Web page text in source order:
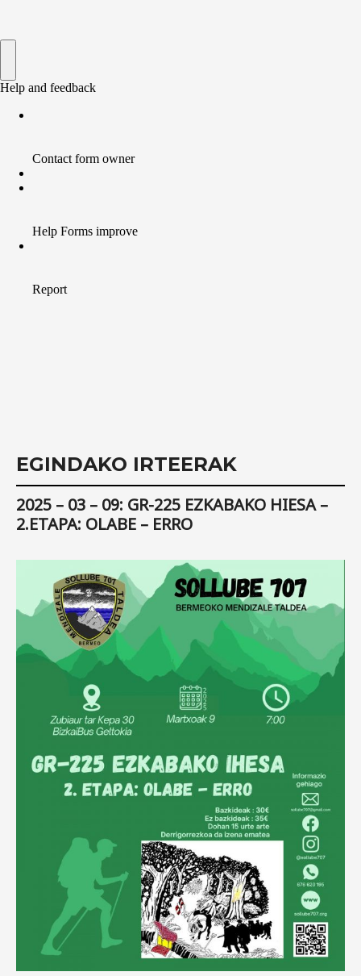
EGINDAKO IRTEERAK
2025 – 03 – 09: GR-225 EZKABAKO HIESA –
2.ETAPA: OLABE – ERRO